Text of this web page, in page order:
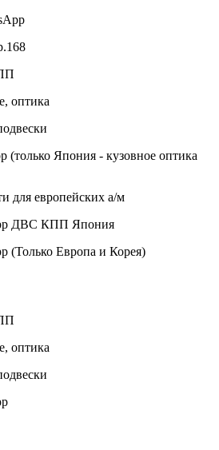
оптика
(только Япония - кузовное оптика
для европейских а/м
ДВС КПП Япония
(Только Европа и Корея)
оптика